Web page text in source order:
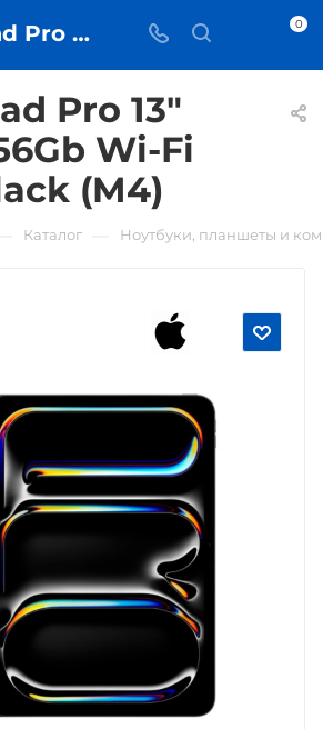
Apple iPad Pro 13" (2024) 256Gb Wi-Fi Space Black (M4) • купить в Самаре - iЧехол 0
Pro 13"
Wi-Fi
(M4)
Каталог Ноутбуки, планшеты и